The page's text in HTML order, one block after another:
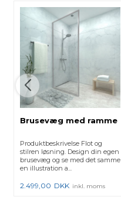
Brusevæg med ramme
Produktbeskrivelse Flot og
stilren løsning. Design din egen
brusevæg og se med det samme
en illustration a...
2.499,00 DKK inkl. moms